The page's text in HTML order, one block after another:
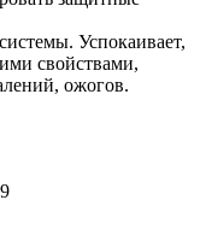
Успокаивает,
свойствами,
ожогов.